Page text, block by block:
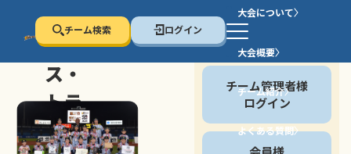
チーム検索 ログイン
大会について
大会概要
チーム紹介
よくある質問
セン
ス・
トラ
スト
セン
会員の方
チーム管理者様
ログイン